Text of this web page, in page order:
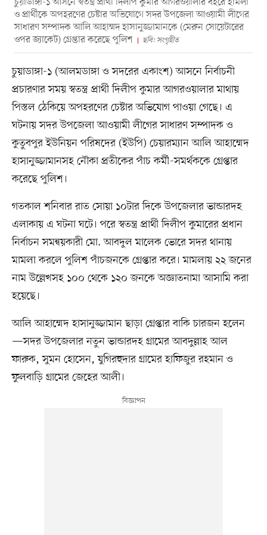
ও প্রার্থীকে অপহরণের চেষ্টার অভিযোগে সদর উপজেলা আওয়ামী লীগের
সাধারণ সম্পাদক আলি আহাম্মদ হাসানুজ্জামানকে (মেরুন সোয়েটারের
ওপর জ্যাকেট) গ্রেপ্তার করেছে পুলিশ
ছবি: সংগৃহীত
চুয়াডাঙ্গা-১ (আলমডাঙ্গা ও সদরের একাংশ) আসনে নির্বাচনী
প্রচারণার সময় স্বতন্ত্র প্রার্থী দিলীপ কুমার আগরওয়ালার মাথায়
পিস্তল ঠেকিয়ে অপহরণের চেষ্টার অভিযোগ পাওয়া গেছে। এ
ঘটনায় সদর উপজেলা আওয়ামী লীগের সাধারণ সম্পাদক ও
কুতুবপুর ইউনিয়ন পরিষদের (ইউপি) চেয়ারম্যান আলি আহাম্মেদ
হাসানুজ্জামানসহ নৌকা প্রতীকের পাঁচ কর্মী-সমর্থককে গ্রেপ্তার
করেছে পুলিশ।
গতকাল শনিবার রাত সোয়া ১০টার দিকে উপজেলার ভান্ডারদহ
এলাকায় এ ঘটনা ঘটে। পরে স্বতন্ত্র প্রার্থী দিলীপ কুমারের প্রধান
নির্বাচন সমন্বয়কারী মো. আবদুল মালেক ভোরে সদর থানায়
মামলা করলে পুলিশ পাঁচজনকে গ্রেপ্তার করে। মামলায় ২২ জনের
নাম উল্লেখসহ ১০০ থেকে ১২০ জনকে অজ্ঞাতনামা আসামি করা
হয়েছে।
আলি আহাম্মেদ হাসানুজ্জামান ছাড়া গ্রেপ্তার বাকি চারজন হলেন
—সদর উপজেলার নতুন ভান্ডারদহ গ্রামের আবদুল্লাহ আল
ফারুক, সুমন হোসেন, যুগিরহুদার গ্রামের হাফিজুর রহমান ও
ফুলবাড়ি গ্রামের জেহের আলী।